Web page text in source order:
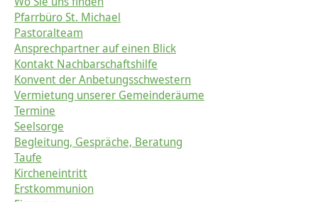
Pfarrbüro St. Michael
Pastoralteam
Ansprechpartner auf einen Blick
Kontakt Nachbarschaftshilfe
Konvent der Anbetungsschwestern
Vermietung unserer Gemeinderäume
Termine
Seelsorge
Begleitung, Gespräche, Beratung
Taufe
Kircheneintritt
Erstkommunion